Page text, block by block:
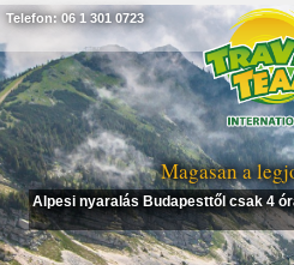
Magasan a
Alpesi nyaralás Budapesttől csak 4
Telefon: 06 1 301 0723